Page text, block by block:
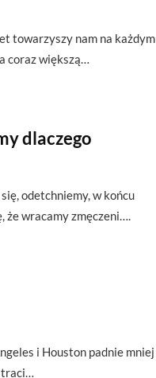
towarzyszy nam na każdym
coraz większą…
dlaczego
odetchniemy, w końcu
wracamy zmęczeni….
i Houston padnie mniej